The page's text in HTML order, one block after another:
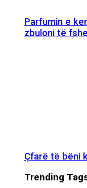
Parfumin e
zbuloni të
Çfarë të bëni
Trending